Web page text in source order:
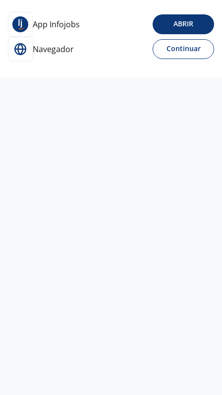
App Infojobs ABRIR
Navegador Continuar